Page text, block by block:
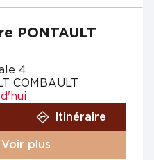
PONTAULT
4
COMBAULT
Itinéraire
Voir plus